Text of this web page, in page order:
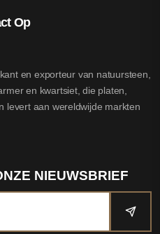
Op
en exporteur van natuursteen,
en kwartsiet, die platen,
levert aan wereldwijde markten
NIEUWSBRIEF